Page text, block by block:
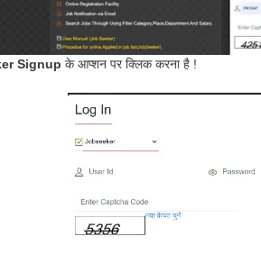
Signup के आप्शन पर क्लिक करना है !